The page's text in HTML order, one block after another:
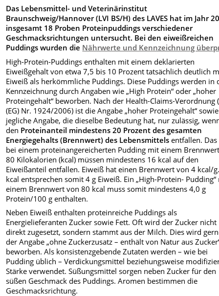
Das Lebensmittel- und Veterinärinstitut
Braunschweig/Hannover (LVI BS/H) des LAVES hat im Jahr
insgesamt 18 Proben Proteinpuddings verschiedener
Geschmacksrichtungen untersucht. Bei den eiweißreichen
Puddings wurden die Nährwerte und Kennzeichnung
High-Protein-Puddings enthalten mit einem deklarierten
Eiweißgehalt von etwa 7,5 bis 10 Prozent tatsächlich deutlich
Eiweiß als herkömmliche Puddings. Diese Puddings werden in
Kennzeichnung durch Angaben wie „High Protein“ oder „hoher
Proteingehalt“ beworben. Nach der Health-Claims-Verordnung
(EG) Nr. 1924/2006) ist die Angabe „hoher Proteingehalt“ sowie
jegliche Angabe, die dieselbe Bedeutung hat, nur zulässig,
den Proteinanteil mindestens 20 Prozent des gesamten
Energiegehalts (Brennwert) des Lebensmittels entfallen.
bei einem proteinangereicherten Pudding mit einem
80 Kilokalorien (kcal) müssen mindestens 16 kcal auf den
Eiweißanteil entfallen. Eiweiß hat einen Brennwert von 4 kcal/
kcal entsprechen somit 4 g Eiweiß. Ein „High-Protein-
einem Brennwert von 80 kcal muss somit mindestens 4,0 g
Protein/100 g enthalten.
Neben Eiweiß enthalten proteinreiche Puddings als
Energielieferanten Zucker sowie Fett. Oft wird der Zucker nicht
direkt zugesetzt, sondern stammt aus der Milch. Dies wird
der Angabe „ohne Zuckerzusatz – enthält von Natur aus
beworben. Als konsistenzgebende Zutaten werden – wie bei
Pudding üblich – Verdickungsmittel beziehungsweise
Stärke verwendet. Süßungsmittel sorgen neben Zucker für den
süßen Geschmack des Puddings. Aromen bestimmen die
Geschmacksrichtung.